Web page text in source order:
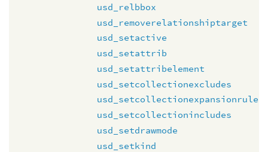
usd_relbbox
usd_removerelationshiptarget
usd_setactive
usd_setattrib
usd_setattribelement
usd_setcollectionexcludes
usd_setcollectionexpansionrule
usd_setcollectionincludes
usd_setdrawmode
usd_setkind